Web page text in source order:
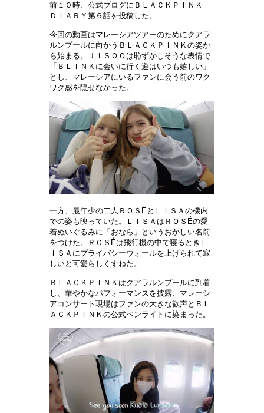
前１０時、公式ブログにＢＬＡＣＫＰＩＮＫ
ＤＩＡＲＹ第６話を投稿した。
今回の動画はマレーシアツアーのためにクアラ
ルンプールに向かうＢＬＡＣＫＰＩＮＫの姿か
ら始まる。ＪＩＳＯＯは恥ずかしそうな表情で
「ＢＬＩＮＫに会いに行く道はいつも嬉しい」
とし、マレーシアにいるファンに会う前のワク
ワク感を隠せなかった。
一方、最年少の二人ＲＯＳÉとＬＩＳＡの機内
での姿も映っていた。ＬＩＳＡはＲＯＳÉの愛
着ぬいぐるみに「おなら」というおかしい名前
をつけた。ＲＯＳÉは飛行機の中で寝るときＬ
ＩＳＡにプライバシーウォールを上げられて寂
しいと可愛らしくすねた。
ＢＬＡＣＫＰＩＮＫはクアラルンプールに到着
し、華やかなパフォーマンスを披露、マレーシ
アコンサート現場はファンの大きな歓声とＢＬ
ＡＣＫＰＩＮＫの公式ペンライトに染まった。